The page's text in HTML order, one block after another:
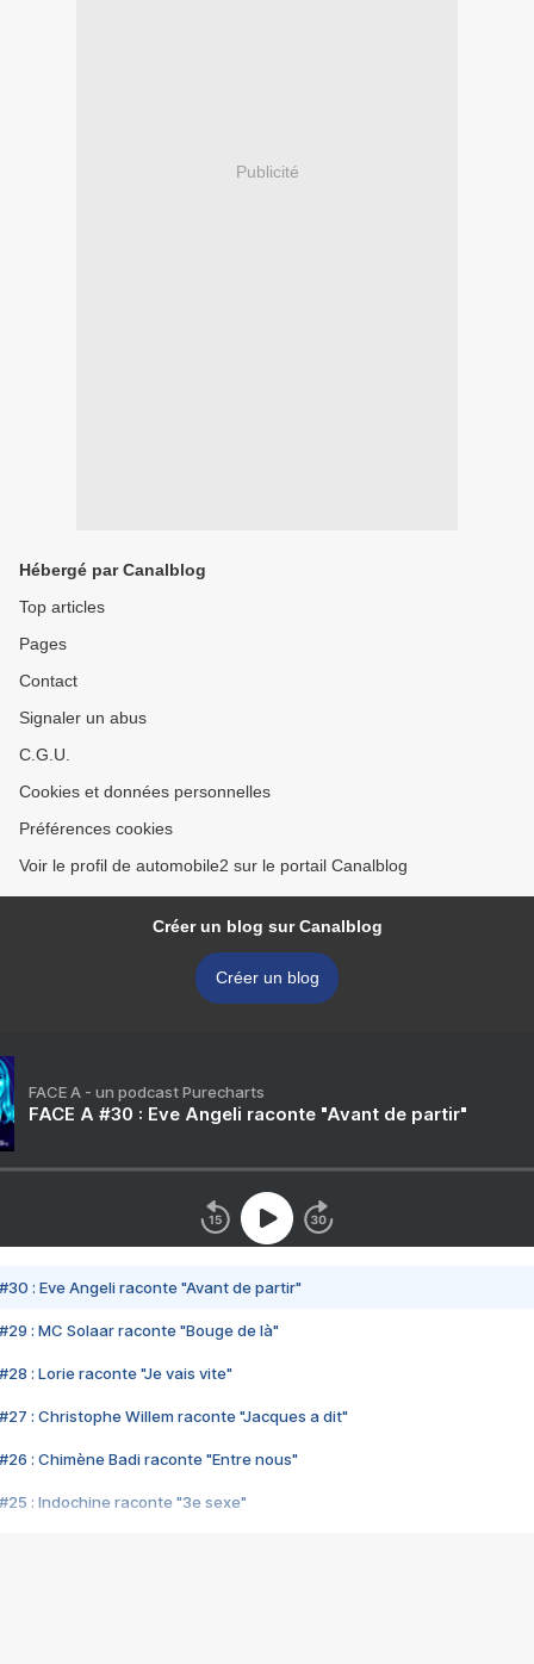
Publicité
Hébergé par Canalblog
Top articles
Pages
Contact
Signaler un abus
C.G.U.
Cookies et données personnelles
Préférences cookies
Voir le profil de automobile2 sur le portail Canalblog
Créer un blog sur Canalblog
Créer un blog
FACE A - un podcast Purecharts
FACE A #30 : Eve Angeli raconte "Avant de partir"
#30 : Eve Angeli raconte "Avant de partir"
#29 : MC Solaar raconte "Bouge de là"
#28 : Lorie raconte "Je vais vite"
#27 : Christophe Willem raconte "Jacques a dit"
#26 : Chimène Badi raconte "Entre nous"
#25 : Indochine raconte "3e sexe"